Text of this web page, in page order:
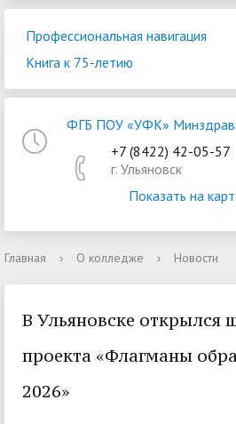
Профессиональная навигация
Книга к 75-летию
ФГБ ПОУ «УФК»
+7 (8422) 42-05-57
г. Ульяновск
Показать на
Главная › О колледже › Новости
В Ульяновске открылся
проекта «Флагманы
2026»